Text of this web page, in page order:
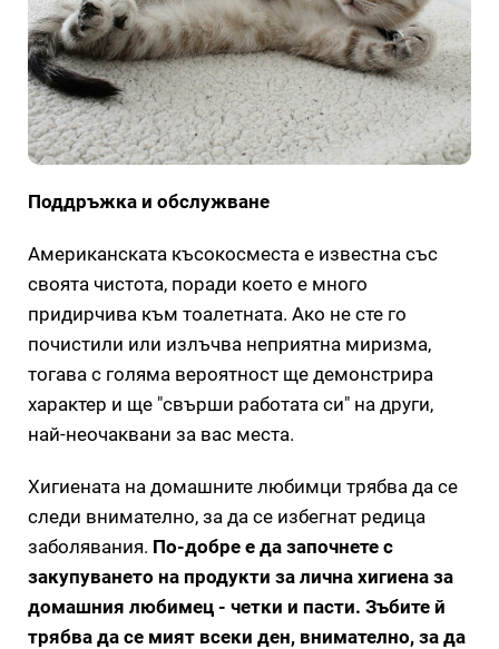
Поддръжка и обслужване
Американската късокосместа е известна със
своята чистота, поради което е много
придирчива към тоалетната. Ако не сте го
почистили или излъчва неприятна миризма,
тогава с голяма вероятност ще демонстрира
характер и ще "свърши работата си" на други,
най-неочаквани за вас места.
Хигиената на домашните любимци трябва да се
следи внимателно, за да се избегнат редица
заболявания. По-добре е да започнете с
закупуването на продукти за лична хигиена за
домашния любимец - четки и пасти. Зъбите й
трябва да се мият всеки ден, внимателно, за да